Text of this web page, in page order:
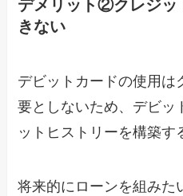
デメリット②クレジッ
きない
デビットカードの使用は
要としないため、デビッ
ットヒストリーを構築す
将来的にローンを組みた